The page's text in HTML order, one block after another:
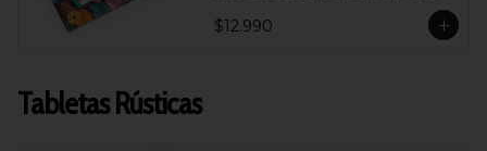
$12.990
Tabletas Rústicas